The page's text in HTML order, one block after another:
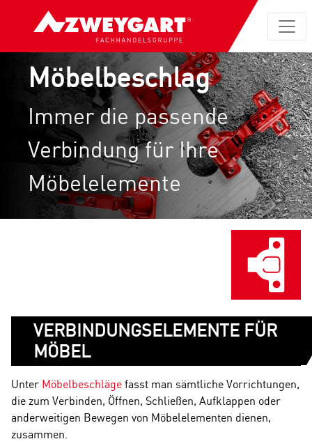
Möbelbeschlag
Immer die passende
Verbindung für Ihre
Möbelelemente
VERBINDUNGSELEMENTE FÜR
MÖBEL
Unter Möbelbeschläge fasst man sämtliche Vorrichtungen,
die zum Verbinden, Öffnen, Schließen, Aufklappen oder
anderweitigen Bewegen von Möbelelementen dienen,
zusammen.